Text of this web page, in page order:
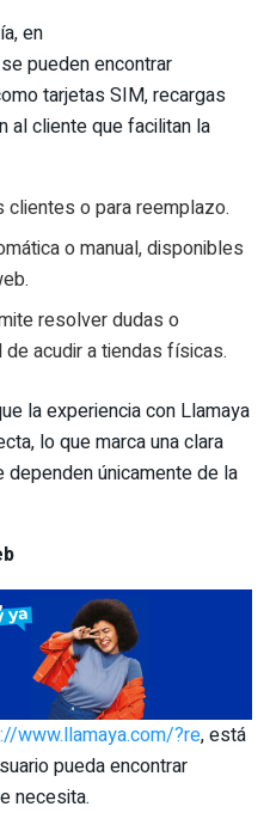
en
se pueden encontrar
tarjetas SIM, recargas
al cliente que facilitan la
clientes o para reemplazo.
o manual, disponibles
resolver dudas o
acudir a tiendas físicas.
la experiencia con Llamaya
lo que marca una clara
únicamente de la
www.llamaya.com/?re, está
pueda encontrar
necesita.